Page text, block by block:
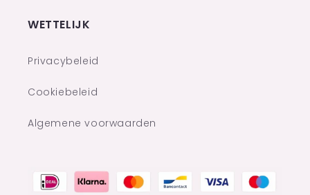
WETTELIJK
Privacybeleid
Cookiebeleid
Algemene voorwaarden